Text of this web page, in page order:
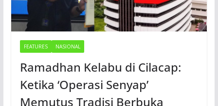
FEATURES NASIONAL
Ramadhan Kelabu di Cilacap:
Ketika ‘Operasi Senyap’
Memutus Tradisi Berbuka